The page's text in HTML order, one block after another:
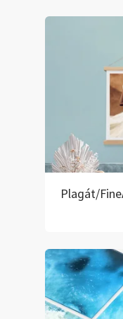
Plagát/